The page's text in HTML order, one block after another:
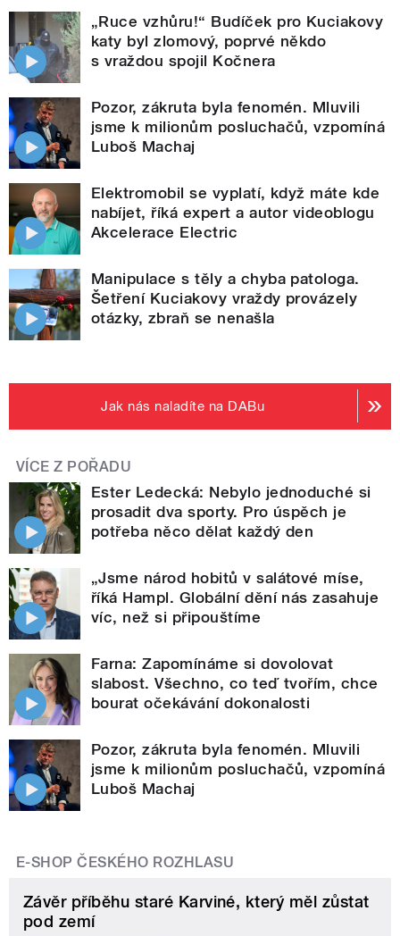
„Ruce vzhůru!“ Budíček pro Kuciakovy
katy byl zlomový, poprvé někdo
s vraždou spojil Kočnera
Pozor, zákruta byla fenomén. Mluvili
jsme k milionům posluchačů, vzpomíná
Luboš Machaj
Elektromobil se vyplatí, když máte kde
nabíjet, říká expert a autor videoblogu
Akcelerace Electric
Manipulace s těly a chyba patologa.
Šetření Kuciakovy vraždy provázely
otázky, zbraň se nenašla
Jak nás naladíte na DABu
VÍCE Z POŘADU
Ester Ledecká: Nebylo jednoduché si
prosadit dva sporty. Pro úspěch je
potřeba něco dělat každý den
„Jsme národ hobitů v salátové míse,
říká Hampl. Globální dění nás zasahuje
víc, než si připouštíme
Farna: Zapomínáme si dovolovat
slabost. Všechno, co teď tvořím, chce
bourat očekávání dokonalosti
Pozor, zákruta byla fenomén. Mluvili
jsme k milionům posluchačů, vzpomíná
Luboš Machaj
E-SHOP ČESKÉHO ROZHLASU
Závěr příběhu staré Karviné, který měl zůstat
pod zemí